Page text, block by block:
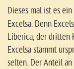
Dieses mal ist es ein
Excelsa. Denn
Liberica, der dritten
Excelsa stammt
selten. Der Anteil